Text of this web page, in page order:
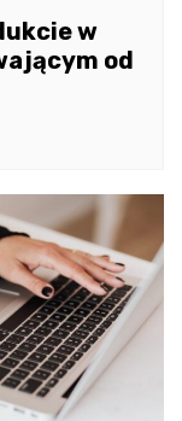
w
od